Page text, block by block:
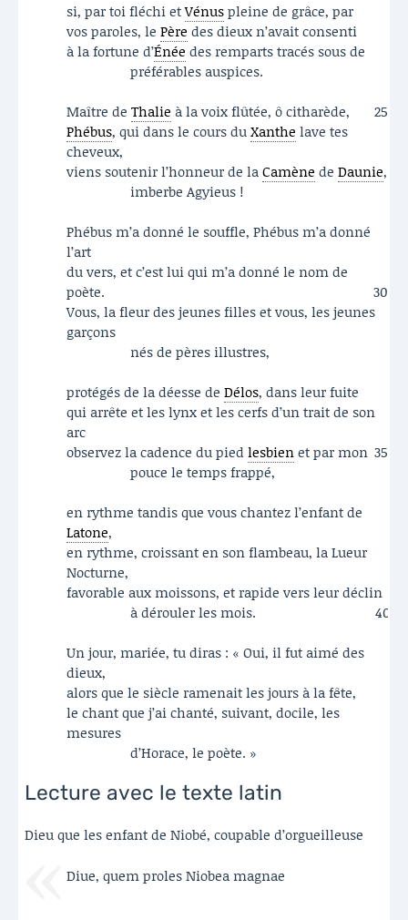
si, par toi fléchi etVénuspleine de grâce, par
vos paroles, le Père des dieux n’avait consenti
à la fortune d’Énée des remparts tracés sous de
préférables auspices.
Maître de Thalie à la voix flûtée, ô citharède,
25
Phébus, qui dans le cours duXanthe lave tes
cheveux,
viens soutenir l’honneur de laCamène de Daunie,
imberbe Agyieus !
Phébus m’a donné le souffle, Phébus m’a donné
l’art
du vers, et c’est lui qui m’a donné le nom de
poète.
30
Vous, la fleur des jeunes filles et vous, les jeunes
garçons
nés de pères illustres,
protégés de la déesse de Délos, dans leur fuite
qui arrête et les lynx et les cerfs d’un trait de son
arc
observez la cadence du piedlesbienet par mon 35
pouce le temps frappé,
en rythme tandis que vous chantez l’enfant de
Latone,
en rythme, croissant en son flambeau, la Lueur
Nocturne,
favorable aux moissons, et rapide vers leur déclin
à dérouler les mois.
40
Un jour, mariée, tu diras : « Oui, il fut aimé des
dieux,
alors que le siècle ramenait les jours à la fête,
le chant que j’ai chanté, suivant, docile, les
mesures
d’Horace, le poète. »
Lecture avec le texte latin
Dieu que les enfant de Niobé, coupable d’orgueilleuse
Diue, quem proles Niobea magnae